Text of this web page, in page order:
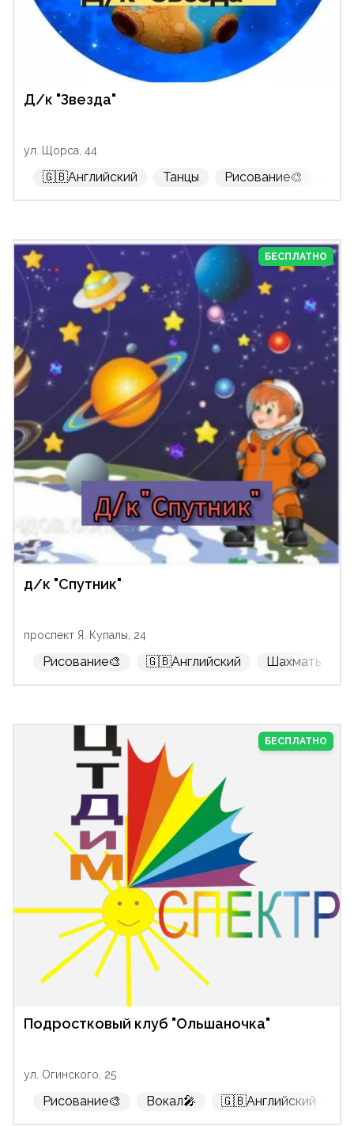
Д/к "Звезда"
ул. Щорса, 44
🇬🇧Английский Танцы Рисование🎨
БЕСПЛАТНО
д/к "Спутник"
проспект Я. Купалы, 24
Рисование🎨 🇬🇧Английский Шахматы
БЕСПЛАТНО
Подростковый клуб "Ольшаночка"
ул. Огинского, 25
Рисование🎨 Вокал🎤 🇬🇧Английский